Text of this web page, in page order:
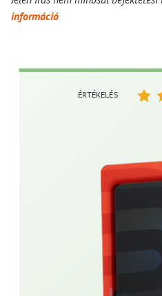
információ
ÉRTÉKELÉS